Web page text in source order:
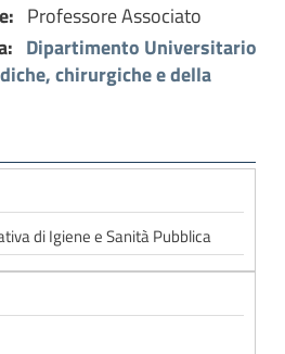
Professore Associato
Dipartimento Universitario
chirurgiche e della
di Igiene e Sanità Pubblica